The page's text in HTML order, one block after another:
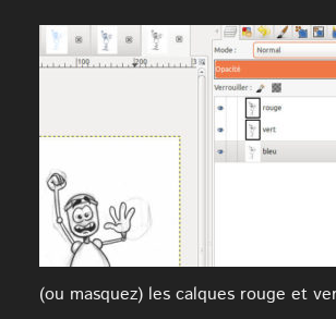
(ou masquez) les calques rouge et